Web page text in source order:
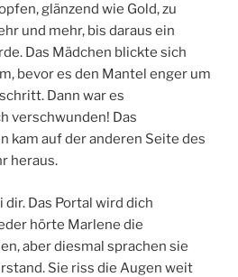
glänzend wie Gold, zu
und mehr, bis daraus ein
Das Mädchen blickte sich
bevor es den Mantel enger um
Dann war es
verschwunden! Das
kam auf der anderen Seite des
heraus.
dir. Das Portal wird dich
hörte Marlene die
aber diesmal sprachen sie
Sie riss die Augen weit